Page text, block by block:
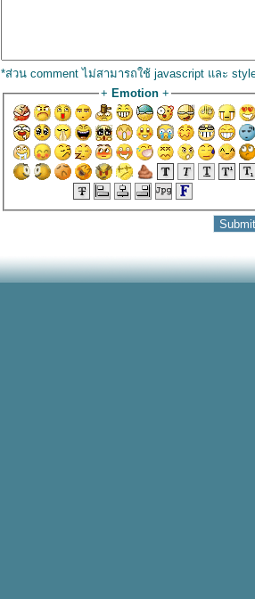
*ส่วน comment ไม่สามารถใช้ javascript และ
+ Emotion+